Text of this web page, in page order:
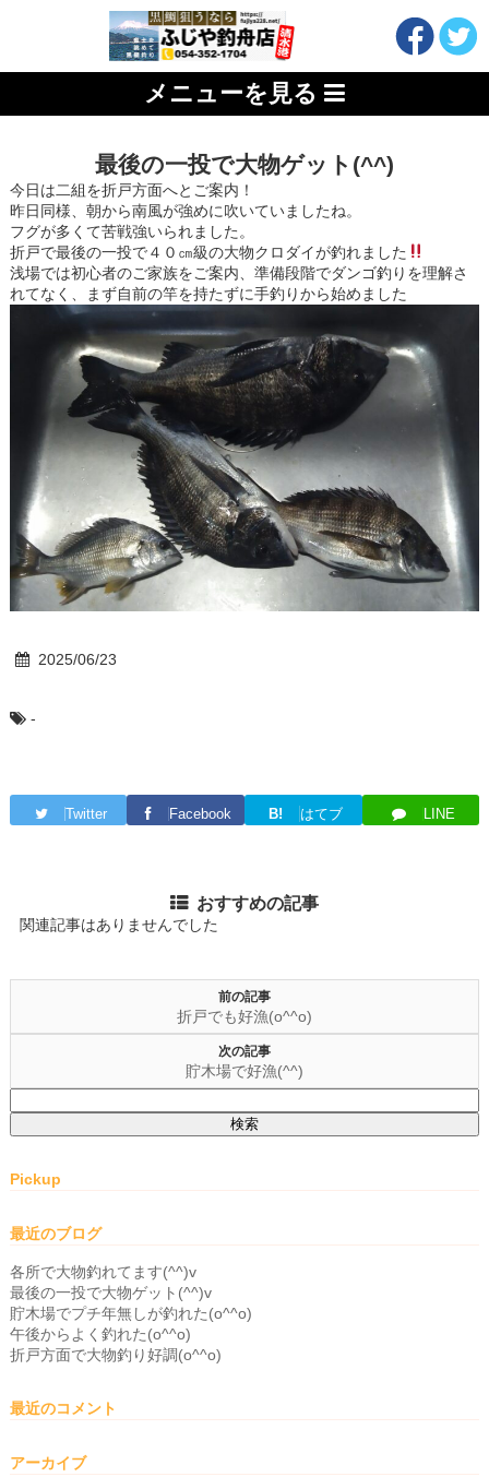
メニューを見る
最後の一投で大物ゲット(^^)
今日は二組を折戸方面へとご案内！
昨日同様、朝から南風が強めに吹いていましたね。
フグが多くて苦戦強いられました。
折戸で最後の一投で４０㎝級の大物クロダイが釣れました
浅場では初心者のご家族をご案内、準備段階でダンゴ釣りを理解さ
れてなく、まず自前の竿を持たずに手釣りから始めました
2025/06/23
-
Twitter Facebook B! はてブ LINE
おすすめの記事
関連記事はありませんでした
前の記事
折戸でも好漁(o^^o)
次の記事
貯木場で好漁(^^)
索:
Pickup
最近のブログ
各所で大物釣れてます(^^)v
最後の一投で大物ゲット(^^)v
貯木場でプチ年無しが釣れた(o^^o)
午後からよく釣れた(o^^o)
折戸方面で大物釣り好調(o^^o)
最近のコメント
アーカイブ